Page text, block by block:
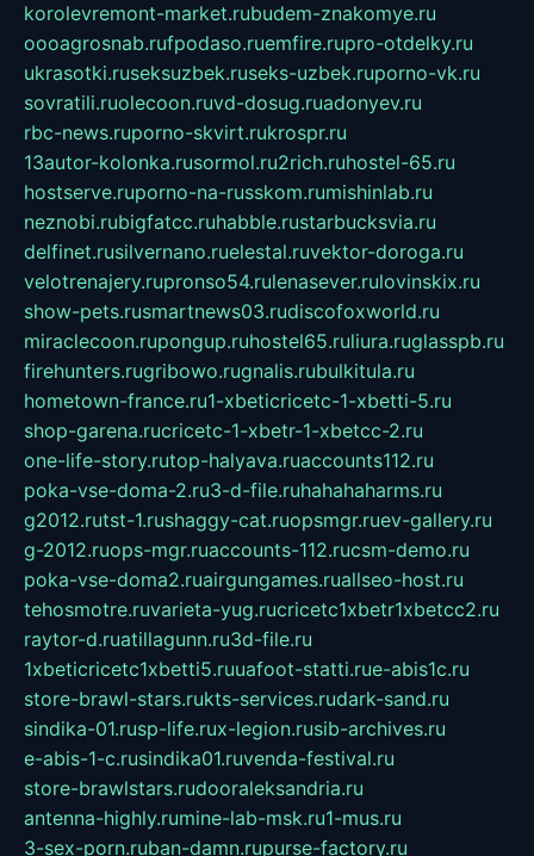
korolevremont-market.rubudem-znakomye.ru
oooagrosnab.rufpodaso.ruemfire.rupro-otdelky.ru
ukrasotki.ruseksuzbek.ruseks-uzbek.ruporno-vk.ru
sovratili.ruolecoon.ruvd-dosug.ruadonyev.ru
rbc-news.ruporno-skvirt.rukrospr.ru
13autor-kolonka.rusormol.ru2rich.ruhostel-65.ru
hostserve.ruporno-na-russkom.rumishinlab.ru
neznobi.rubigfatcc.ruhabble.rustarbucksvia.ru
delfinet.rusilvernano.ruelestal.ruvektor-doroga.ru
velotrenajery.rupronso54.rulenasever.rulovinskix.ru
show-pets.rusmartnews03.rudiscofoxworld.ru
miraclecoon.rupongup.ruhostel65.ruliura.ruglasspb.ru
firehunters.rugribowo.rugnalis.rubulkitula.ru
hometown-france.ru1-xbeticricetc-1-xbetti-5.ru
shop-garena.rucricetc-1-xbetr-1-xbetcc-2.ru
one-life-story.rutop-halyava.ruaccounts112.ru
poka-vse-doma-2.ru3-d-file.ruhahahaharms.ru
g2012.rutst-1.rushaggy-cat.ruopsmgr.ruev-gallery.ru
g-2012.ruops-mgr.ruaccounts-112.rucsm-demo.ru
poka-vse-doma2.ruairgungames.ruallseo-host.ru
tehosmotre.ruvarieta-yug.rucricetc1xbetr1xbetcc2.ru
raytor-d.ruatillagunn.ru3d-file.ru
1xbeticricetc1xbetti5.ruuafoot-statti.rue-abis1c.ru
store-brawl-stars.rukts-services.rudark-sand.ru
sindika-01.rusp-life.rux-legion.rusib-archives.ru
e-abis-1-c.rusindika01.ruvenda-festival.ru
store-brawlstars.rudooraleksandria.ru
antenna-highly.rumine-lab-msk.ru1-mus.ru
3-sex-porn.ruban-damn.rupurse-factory.ru